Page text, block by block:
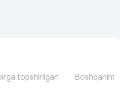
topshirilgan